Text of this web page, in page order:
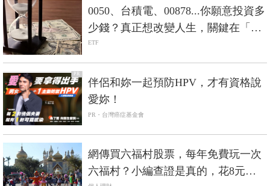
0050、台積電、00878...你願意投資多
少錢？真正想改變人生，關鍵在「數
大」
ETF
PR
伴侶和妳一起預防HPV，才有資格說
愛妳！
PR・台灣癌症基金會
網傳買六福村股票，每年免費玩一次
六福村？小編查證是真的，花8元買1